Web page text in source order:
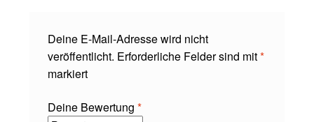
Deine E-Mail-Adresse wird nicht
veröffentlicht. Erforderliche Felder sind mit*
markiert
Deine Bewertung *